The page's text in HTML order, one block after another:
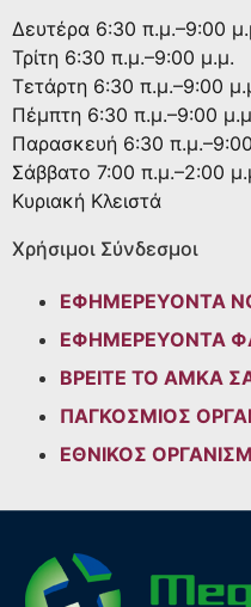
Δευτέρα 6:30 π.μ.–9:00
Τρίτη 6:30 π.μ.–9:00 μ.μ.
Τετάρτη 6:30 π.μ.–9:00
Πέμπτη 6:30 π.μ.–9:00
Παρασκευή 6:30
Σάββατο 7:00 π.μ.–2:00
Κυριακή Κλειστά
Χρήσιμοι Σύνδεσμοι
ΕΦΗΜΕΡΕΥΟΝΤΑ
ΕΦΗΜΕΡΕΥΟΝΤΑ
ΒΡΕΙΤΕ ΤΟ ΑΜΚΑ
ΠΑΓΚΟΣΜΙΟΣ
ΕΘΝΙΚΟΣ